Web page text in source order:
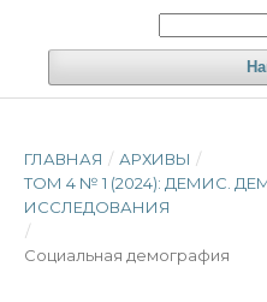
ГЛАВНАЯ / АРХИВЫ /
ТОМ 4 № 1 (2024): ДЕМИС.
ИССЛЕДОВАНИЯ
/
Социальная демография